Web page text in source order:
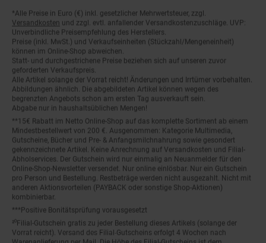
Fußnoten
*Alle Preise in Euro (€) inkl. gesetzlicher Mehrwertsteuer, zzgl.
Versandkosten
und zzgl. evtl. anfallender Versandkostenzuschläge. UVP:
Unverbindliche Preisempfehlung des Herstellers.
Preise (inkl. MwSt.) und Verkaufseinheiten (Stückzahl/Mengeneinheit)
können im Online-Shop abweichen.
Statt- und durchgestrichene Preise beziehen sich auf unseren zuvor
geforderten Verkaufspreis.
Alle Artikel solange der Vorrat reicht! Änderungen und Irrtümer vorbehalten.
Abbildungen ähnlich. Die abgebildeten Artikel können wegen des
begrenzten Angebots schon am ersten Tag ausverkauft sein.
Abgabe nur in haushaltsüblichen Mengen!
**15€ Rabatt im Netto Online-Shop auf das komplette Sortiment ab einem
Mindestbestellwert von 200 €. Ausgenommen: Kategorie Multimedia,
Gutscheine, Bücher und Pre- & Anfangsmilchnahrung sowie gesondert
gekennzeichnete Artikel. Keine Anrechnung auf Versandkosten und Filial-
Abholservices. Der Gutschein wird nur einmalig an Neuanmelder für den
Online-Shop-Newsletter versendet. Nur online einlösbar. Nur ein Gutschein
pro Person und Bestellung. Restbeträge werden nicht ausgezahlt. Nicht mit
anderen Aktionsvorteilen (PAYBACK oder sonstige Shop-Aktionen)
kombinierbar.
***Positive Bonitätsprüfung vorausgesetzt
²⁰Filial-Gutschein gratis zu jeder Bestellung dieses Artikels (solange der
Vorrat reicht). Versand des Filial-Gutscheins erfolgt 4 Wochen nach
Warenanlieferung per Mail. Die Höhe des Filial-Gutscheins ist dem